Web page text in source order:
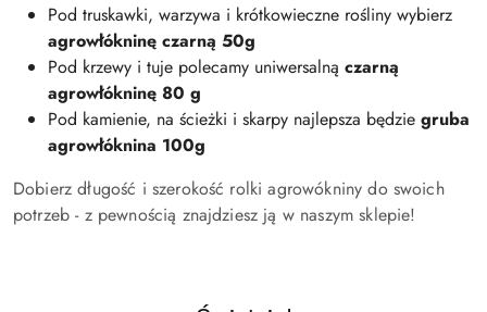
Pod truskawki, warzywa i krótkowieczne rośliny wybierz
agrowłókninę czarną 50g
Pod krzewy i tuje polecamy uniwersalną czarną
agrowłókninę 80 g
Pod kamienie, na ścieżki i skarpy najlepsza będzie gruba
agrowłóknina 100g
Dobierz długość i szerokość rolki agrowókniny do swoich
potrzeb - z pewnością znajdziesz ją w naszym sklepie!